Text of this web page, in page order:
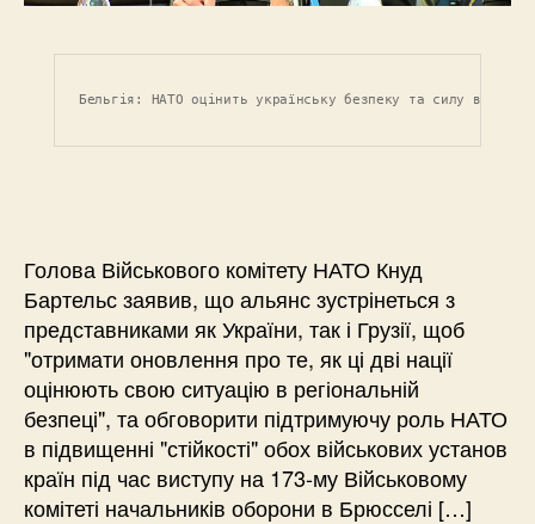
Бельгія: НАТО оцінить українську безпеку та силу
Голова Військового комітету НАТО Кнуд
Бартельс заявив, що альянс зустрінеться з
представниками як України, так і Грузії, щоб
"отримати оновлення про те, як ці дві нації
оцінюють свою ситуацію в регіональній
безпеці", та обговорити підтримуючу роль НАТО
в підвищенні "стійкості" обох військових установ
країн під час виступу на 173-му Військовому
комітеті начальників оборони в Брюсселі […]